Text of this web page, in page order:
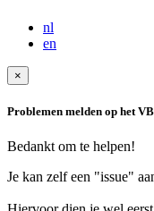
nl
en
×
Problemen melden op het
Bedankt om te helpen!
Je kan zelf een "issue"